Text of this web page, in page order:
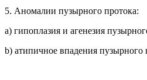
5. Аномалии пузырного протока:
a) гипоплазия и агенезия
b) атипичное впадения пузырного